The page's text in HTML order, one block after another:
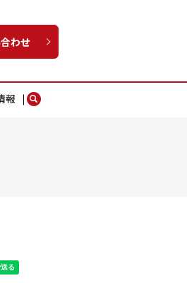
報 search
わせ